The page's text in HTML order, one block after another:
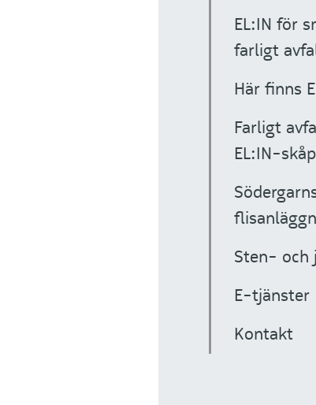
EL:IN för
farligt
Här finns
Farligt
EL:IN-skåp
Sten- och
E-tjänster
Kontakt